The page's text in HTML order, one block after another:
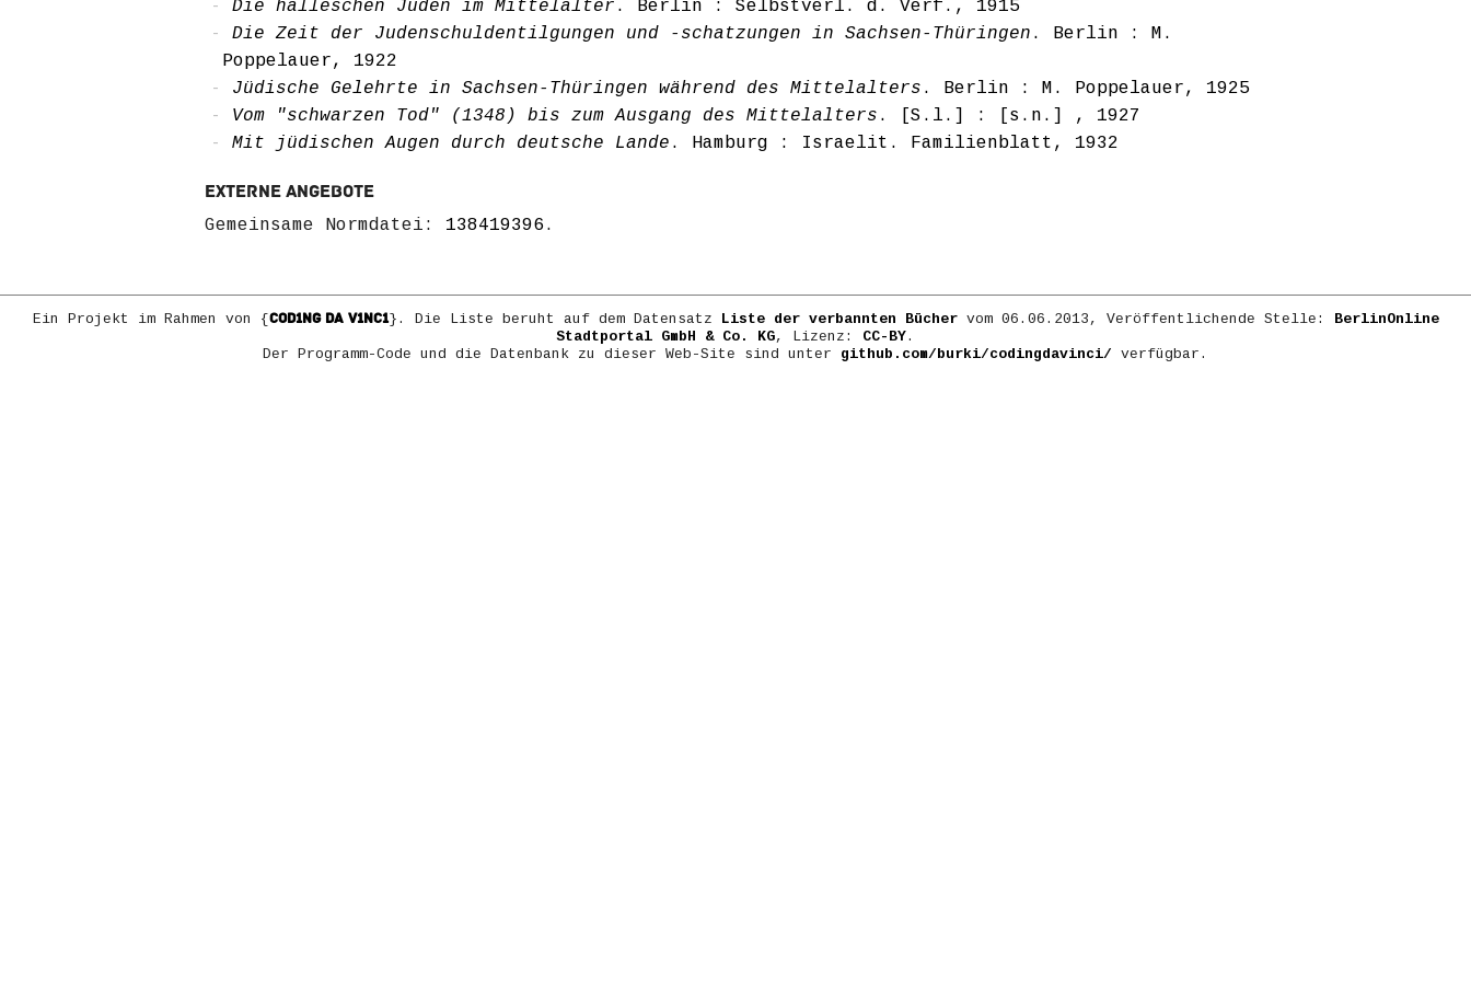
Die halleschen Juden im Mittelalter . Berlin : Selbstverl. d. Verf., 1915
Die Zeit der Judenschuldentilgungen und -schatzungen in Sachsen-Thüringen . Berlin : M.
Poppelauer, 1922
Jüdische Gelehrte in Sachsen-Thüringen während des Mittelalters . Berlin : M. Poppelauer, 1925
Vom "schwarzen Tod" (1348) bis zum Ausgang des Mittelalters . [S.l.] : [s.n.] , 1927
Mit jüdischen Augen durch deutsche Lande . Hamburg : Israelit. Familienblatt, 1932
Externe Angebote
Gemeinsame Normdatei: 138419396.
Ein Projekt im Rahmen von {COD1NG DA V1NC1}. Die Liste beruht auf dem Datensatz Liste der verbannten Büchervom 06.06.2013, Veröffentlichende Stelle:
BerlinOnline
Stadtportal GmbH & Co. KG, Lizenz: CC-BY.
Der Programm-Code und die Datenbank zu dieser Web-Site sind unter github.com/burki/codingdavinci/ verfügbar.